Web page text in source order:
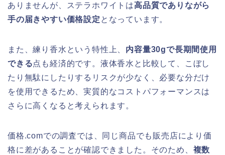
ありませんが、ステラホワイトは高品質でありながら
手の届きやすい価格設定 となっています。
また、練り香水という特性上、 内容量30gで長期間使用
できる点も経済的です。液体香水と比較して、こぼし
たり無駄にしたりするリスクが少なく、必要な分だけ
を使用できるため、実質的なコストパフォーマンスは
さらに高くなると考えられます。
価格.comでの調査では、同じ商品でも販売店により価
格に差があることが確認できました。そのため、 複数